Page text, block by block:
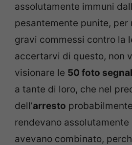
assolutamente immuni
pesantemente punite, per
gravi commessi contro la
accertarvi di questo, non
visionare le 50 foto
a tante di loro, che nel
dell’arresto
rendevano
avevano combinato,